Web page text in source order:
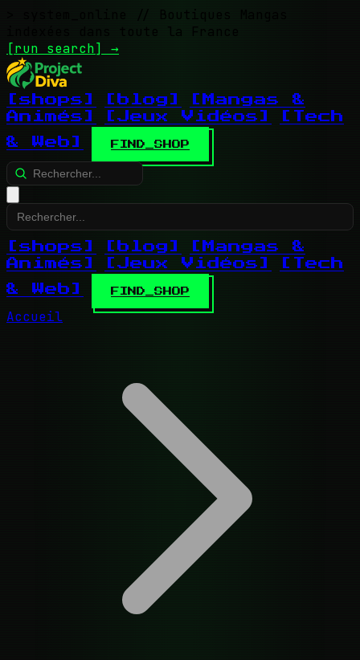
// Boutiques Mangas
indexées dans toute la France
[run search] →
[shops] [blog]
[Mangas &
Animés]
[Jeux Vidéos]
[Tech
& Web]
FIND_SHOP
[shops] [blog]
[Mangas &
Animés]
[Jeux Vidéos]
[Tech
& Web]
FIND_SHOP
Accueil